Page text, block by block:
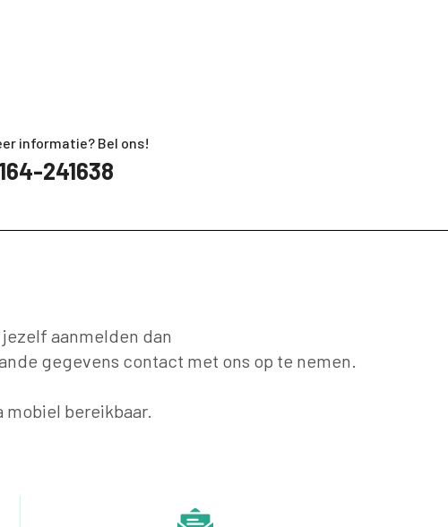
informatie? Bel ons!
241638
aanmelden dan
gegevens contact met ons op te nemen.
mobiel bereikbaar.